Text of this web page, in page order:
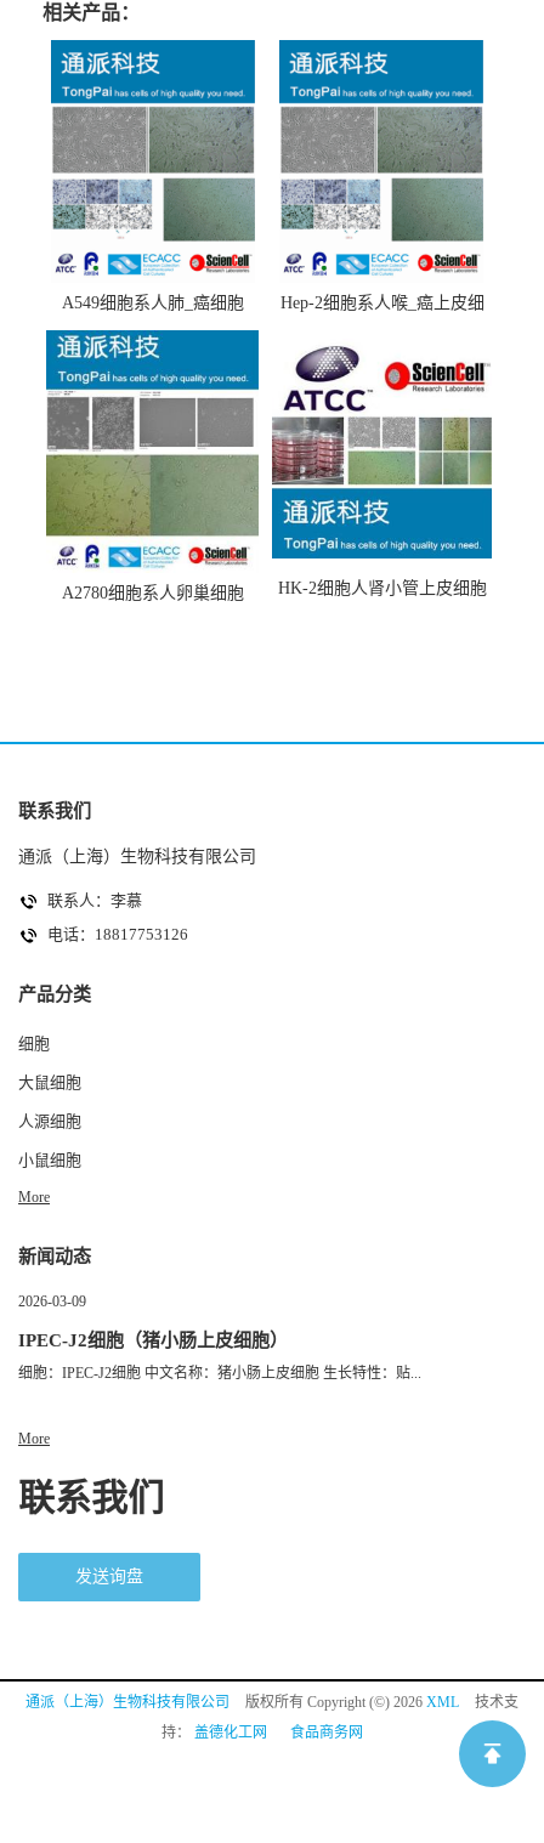
相关产品：
A549细胞系人肺_癌细胞
(A549细胞)
Hep-2细胞系人喉_癌上皮细
A2780细胞系人卵巢细胞
HK-2细胞人肾小管上皮细胞
联系我们
通派（上海）生物科技有限公司
联系人：李慕
电话：18817753126
产品分类
细胞
大鼠细胞
人源细胞
小鼠细胞
More
新闻动态
2026-03-09
IPEC-J2细胞（猪小肠上皮细胞）
细胞：IPEC-J2细胞 中文名称：猪小肠上皮细胞 生长特性：贴...
More
联系我们
发送询盘
通派（上海）生物科技有限公司 版权所有 Copyright (©) 2026 XML
技术支
持： 盖德化工网 食品商务网